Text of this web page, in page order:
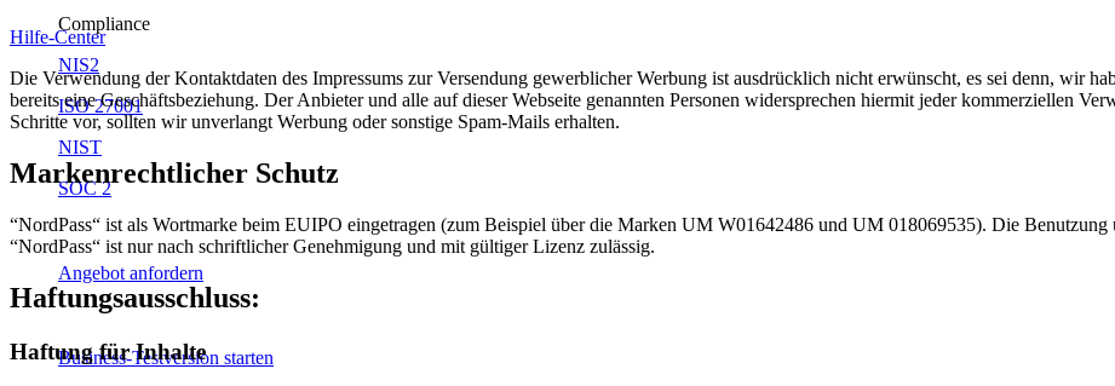
Compliance
NIS2
ISO 27001
NIST
SOC 2
Angebot anfordern
Business-Testversion starten
Hilfe-Center
Die Verwendung der Kontaktdaten des Impressums zur Versendung gewerblicher Werbung ist ausdrücklich nicht erwünscht, es sei denn, wir
bereits eine Geschäftsbeziehung. Der Anbieter und alle auf dieser Webseite genannten Personen widersprechen hiermit jeder kommerziellen
Schritte vor, sollten wir unverlangt Werbung oder sonstige Spam-Mails erhalten.
Markenrechtlicher Schutz
“NordPass“ ist als Wortmarke beim EUIPO eingetragen (zum Beispiel über die Marken UM W01642486 und UM 018069535). Die
“NordPass“ ist nur nach schriftlicher Genehmigung und mit gültiger Lizenz zulässig.
Haftungsausschluss:
Haftung für Inhalte